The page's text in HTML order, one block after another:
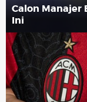
Calon Manajer
Ini